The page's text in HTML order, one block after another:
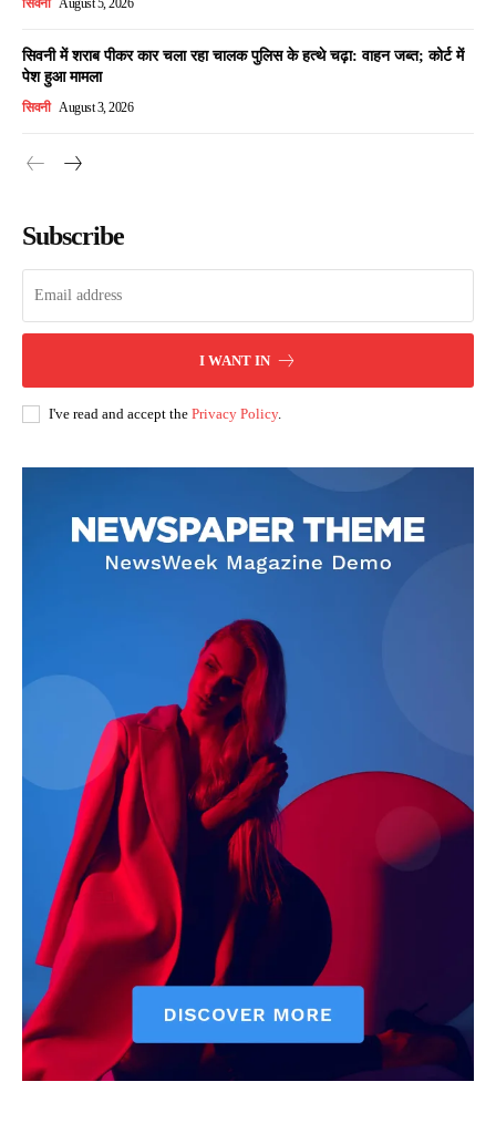
सिवनी August 5, 2026
सिवनी में शराब पीकर कार चला रहा चालक पुलिस के हत्थे चढ़ा: वाहन जब्त; कोर्ट में
पेश हुआ मामला
सिवनी August 3, 2026
Subscribe
I WANT IN
I've read and accept the Privacy Policy.